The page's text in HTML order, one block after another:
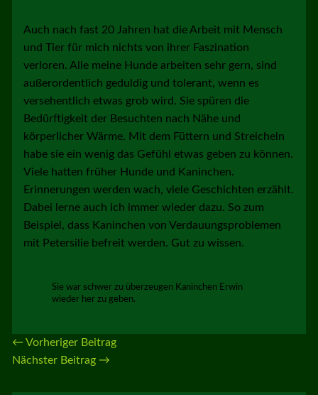
Auch nach fast 20 Jahren hat die Arbeit mit Mensch
und Tier für mich nichts von ihrer Faszination
verloren. Alle meine Hunde arbeiten sehr gern, sind
außerordentlich geduldig und tolerant, wenn es
versehentlich etwas grob wird. Sie spüren die
Bedürftigkeit der Besuchten nach Nähe und
körperlicher Wärme. Mit dem Füttern und Streicheln
habe sie ein wenig das Gefühl etwas geben zu können.
Viele hatten früher Hunde und Kaninchen.
Erinnerungen werden wach, viele Geschichten erzählt.
Dabei lerne auch ich immer wieder dazu. So zum
Beispiel, dass Kaninchen von Verdauungsproblemen
mit Petersilie befreit werden. Gut zu wissen.
Sie war schwer zu überzeugen Kaninchen Erwin
wieder her zu geben.
← Vorheriger Beitrag
Nächster Beitrag →